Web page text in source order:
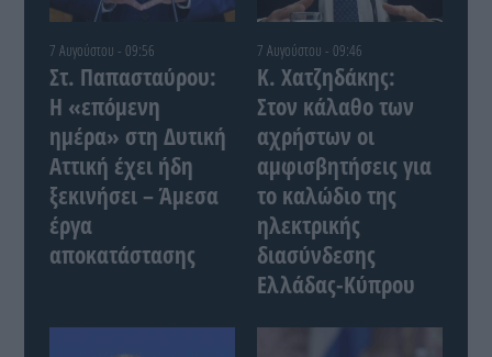
7 Αυγούστου - 09:56
Στ. Παπασταύρου:
Η «επόμενη
ημέρα» στη Δυτική
Αττική έχει ήδη
ξεκινήσει – Άμεσα
έργα
αποκατάστασης
7 Αυγούστου - 09:46
Κ. Χατζηδάκης:
Στον κάλαθο των
αχρήστων οι
αμφισβητήσεις για
το καλώδιο της
ηλεκτρικής
διασύνδεσης
Ελλάδας-Κύπρου